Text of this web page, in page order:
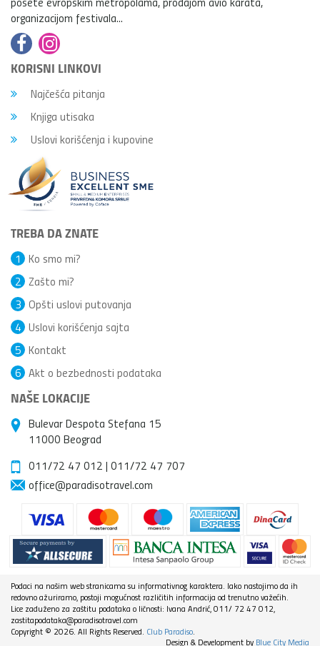
organizacijom festivala...
KORISNI LINKOVI
Najčešća pitanja
Knjiga utisaka
Uslovi korišćenja i kupovine
TREBA DA ZNATE
Ko smo mi?
1
Zašto mi?
2
Opšti uslovi putovanja
3
Uslovi korišćenja sajta
4
Kontakt
5
Akt o bezbednosti podataka
6
NAŠE LOKACIJE
Bulevar Despota Stefana 15
11000 Beograd
011/72 47 012 | 011/72 47 707
office@paradisotravel.com
Podaci na našim web stranicama su informativnog karaktera. Iako nastojimo da ih
redovno ažuriramo, postoji mogućnost različitih informacija od trenutno važećih.
Lice zaduženo za zaštitu podataka o ličnosti: Ivana Andrić, 011/ 72 47 012,
zastitapodataka@paradisotravel.com
Copyright © 2026. All Rights Reserved. Club Paradiso.
Design & Development by Blue City Media